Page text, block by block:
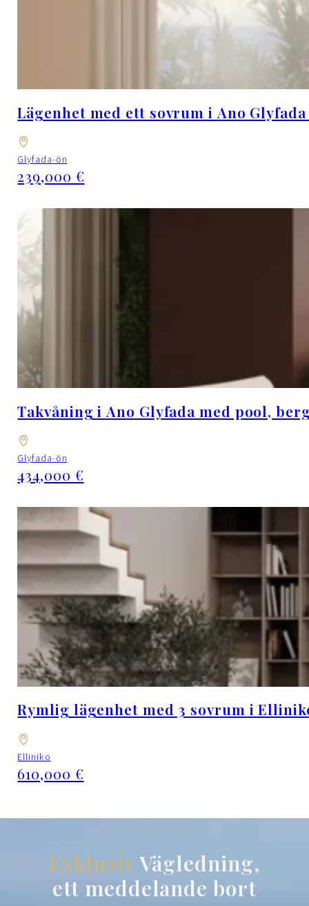
Lägenhet med ett sovrum i Ano
Glyfada-ön
239,000 €
Takvåning i Ano Glyfada med pool,
Glyfada-ön
434,000 €
Rymlig lägenhet med 3 sovrum i
Elliniko
610,000 €
ExklusivVägledning,
ett meddelande bort